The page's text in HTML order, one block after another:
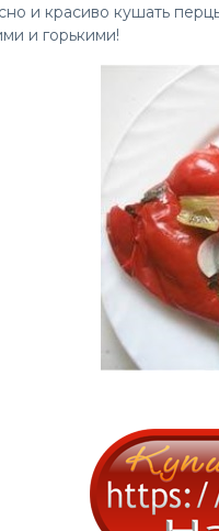
и красиво кушать
и горькими!